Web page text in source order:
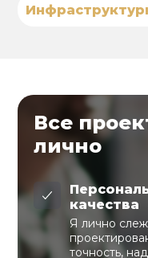
Все
лично
качества
Я лично
точность,